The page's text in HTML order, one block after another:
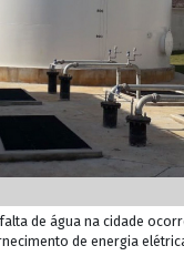
de água na cidade
de energia